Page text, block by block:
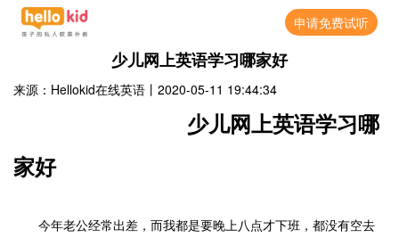
申请免费试听
少儿网上英语学习哪家好
来源：Hellokid在线英语 丨 2020-05-11 19:44:34
少儿网上英语学习哪
家好
今年老公经常出差，而我都是要晚上八点才下班，都没有空去